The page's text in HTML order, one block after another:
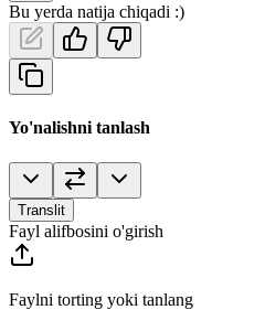
Bu yerda natija chiqadi :)
Yo'nalishni tanlash
Translit
Fayl alifbosini o'girish
Faylni torting yoki tanlang